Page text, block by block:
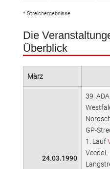
* Streichergebnisse
Die
Überblick
März
24.03.1990
39.
GP-
1. Lauf
Veedol-